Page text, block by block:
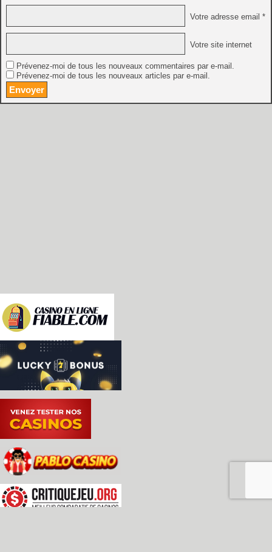
Votre adresse email *
Votre site internet
Prévenez-moi de tous les nouveaux commentaires par e-mail.
Prévenez-moi de tous les nouveaux articles par e-mail.